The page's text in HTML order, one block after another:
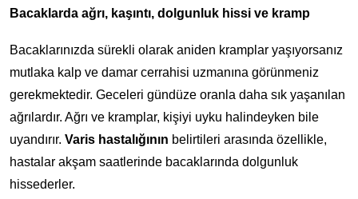
Bacaklarda ağrı, kaşıntı, dolgunluk hissi ve kramp
Bacaklarınızda sürekli olarak aniden kramplar yaşıyorsanız
mutlaka kalp ve damar cerrahisi uzmanına görünmeniz
gerekmektedir. Geceleri gündüze oranla daha sık yaşanılan
ağrılardır. Ağrı ve kramplar, kişiyi uyku halindeyken bile
uyandırır. Varis hastalığının belirtileri arasında özellikle,
hastalar akşam saatlerinde bacaklarında dolgunluk
hissederler.